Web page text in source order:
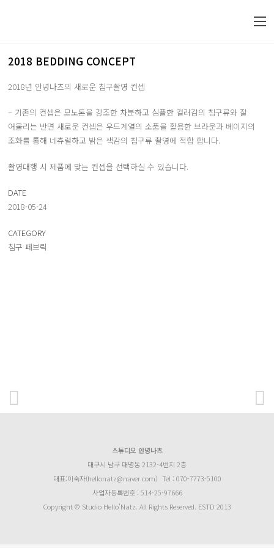
2018 BEDDING CONCEPT
2018년 안녕나츠의 새로운 침구촬영 컨셉
– 기존의 컨셉은 모노톤을 강조한 차분하고 심플한 컬러감의 침구류와 잘
어울리는 반면 새로운 컨셉은 우드계열의 소품을 활용한 브라운과 베이지의
조화를 통해 네츄럴하고 밝은 색감의 침구류 촬영에 적합 합니다.
촬영대행 시 제품에 맞는 컨셉을 선택하실 수 있습니다.
DATE
2018-05-24
CATEGORY
침구 페브릭
스튜디오 안녕나츠
대구시 남구 대명동 2132-4번지 2층
대표:이숙자(hellonatz@naver.com) Tel : 070-7773-5100
사업자등록번호 : 514-25-97666
Copyright © Studio Hello’Natz. All Rights Reserved. ESTD 2013